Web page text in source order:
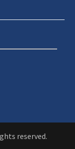
reserved.